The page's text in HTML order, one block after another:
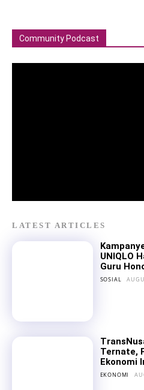
Community Podcast
LATEST ARTICLES
UNIQLO
Guru
SOSIAL
Ternate,
Ekonomi
EKONOMI